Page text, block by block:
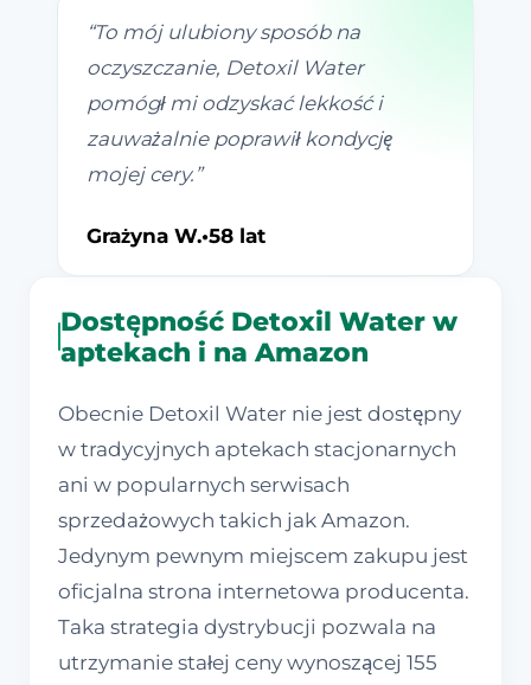
“To mój ulubiony sposób na
oczyszczanie, Detoxil Water
pomógł mi odzyskać lekkość i
zauważalnie poprawił kondycję
mojej cery. ”
Grażyna W.•58 lat
Dostępność Detoxil Water w
aptekach i na Amazon
Obecnie Detoxil Water nie jest dostępny
w tradycyjnych aptekach stacjonarnych
ani w popularnych serwisach
sprzedażowych takich jak Amazon.
Jedynym pewnym miejscem zakupu jest
oficjalna strona internetowa producenta.
Taka strategia dystrybucji pozwala na
utrzymanie stałej ceny wynoszącej 155